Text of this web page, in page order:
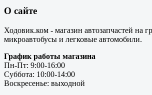
О сайте
Ходовик.ком - магазин автозапчастей на
микроавтобусы и легковые автомобили.
График работы магазина
Пн-Пт: 9:00-16:00
Суббота: 10:00-14:00
Воскресенье: выходной